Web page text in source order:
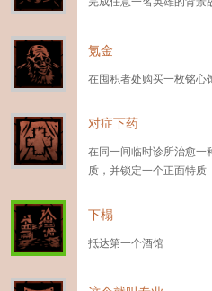
氪金
在囤积者处购买一枚铭心
对症下药
在同一间临时诊所治愈一
质，并锁定一个正面特质
下榻
抵达第一个酒馆